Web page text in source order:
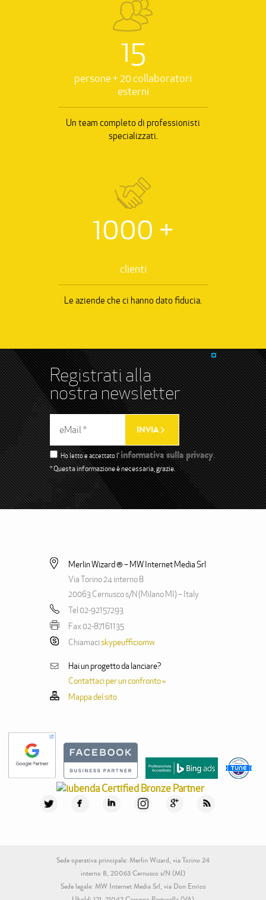
15
persone + 20 collaboratori
esterni
Un team completo di professionisti
specializzati.
1000 +
clienti
Le aziende che ci hanno dato fiducia.
Registrati alla
nostra newsletter
Ho letto e accettato l’informativa sulla privacy.
* Questa informazione è necessaria, grazie.
Merlin Wizard ® – MW Internet Media Srl
Via Torino 24 interno 8
20063 Cernusco s/N (Milano MI) – Italy
Tel 02-92157293
Fax 02-87161135
Chiamaciskypeufficiomw
Hai un progetto da lanciare?
Contattaci per un confronto »
Mappa del sito
Sede operativa principale: Merlin Wizard, via Torino 24
interno 8, 20063 Cernusco s/N (MI)
Sede legale: MW Internet Media Srl, via Don Enrico